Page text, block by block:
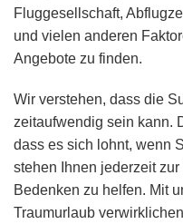
Fluggesellschaft,
und vielen anderen
Angebote zu finden.
Wir verstehen, dass die
zeitaufwendig sein kann.
dass es sich lohnt, wenn
stehen Ihnen jederzeit
Bedenken zu helfen. Mit
Traumurlaub